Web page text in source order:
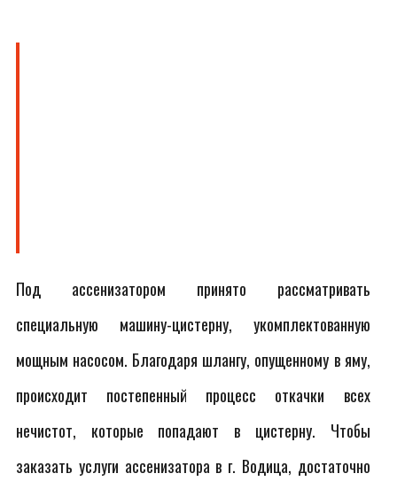
Под ассенизатором принято рассматривать
специальную машину-цистерну, укомплектованную
мощным насосом. Благодаря шлангу, опущенному в яму,
происходит постепенный процесс откачки всех
нечистот, которые попадают в цистерну. Чтобы
заказать услуги ассенизатора в г. Водица, достаточно